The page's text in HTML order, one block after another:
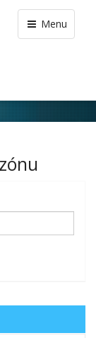
Menu